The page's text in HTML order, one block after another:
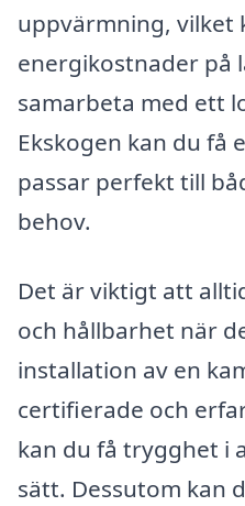
uppvärmning, vilket
energikostnader på
samarbeta med ett
Ekskogen kan du få
passar perfekt till
behov.
Det är viktigt att
och hållbarhet när
installation av en
certifierade och
kan du få trygghet i
sätt. Dessutom kan